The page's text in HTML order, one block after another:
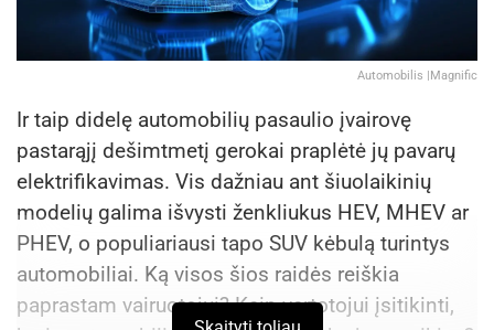
Automobilis |Magnific
Ir taip didelę automobilių pasaulio įvairovę
pastarąjį dešimtmetį gerokai praplėtė jų pavarų
elektrifikavimas. Vis dažniau ant šiuolaikinių
modelių galima išvysti ženkliukus HEV, MHEV ar
PHEV, o populiariausi tapo SUV kėbulą turintys
automobiliai. Ką visos šios raidės reiškia
paprastam vairuotojui? Kaip vartotojui įsitikinti,